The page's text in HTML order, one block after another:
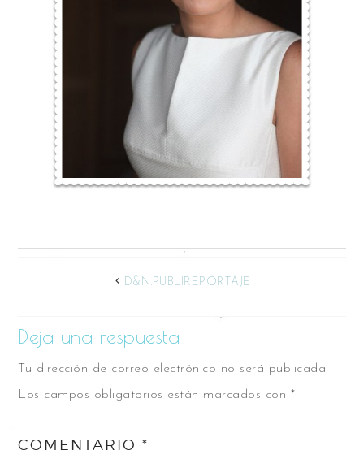
D&N.PUBLIREPORTAJE
Deja una respuesta
Tu dirección de correo electrónico no será publicada.
Los campos obligatorios están marcados con *
COMENTARIO*